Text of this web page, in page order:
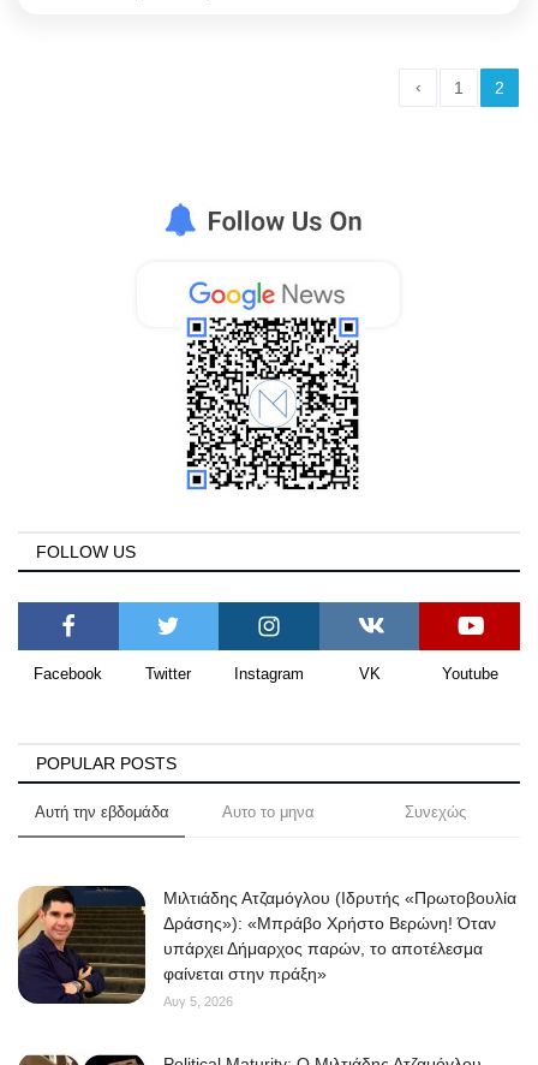
‹ 1 2
FOLLOW US
Facebook Twitter Instagram VK Youtube
POPULAR POSTS
Αυτή την εβδομάδα Αυτο το μηνα Συνεχώς
Μιλτιάδης Ατζαμόγλου (Ιδρυτής «Πρωτοβουλία
Δράσης»): «Μπράβο Χρήστο Βερώνη! Όταν
υπάρχει Δήμαρχος παρών, το αποτέλεσμα
φαίνεται στην πράξη»
Αυγ 5, 2026